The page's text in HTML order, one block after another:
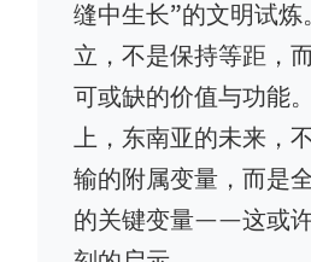
缝中生长”的文明试炼
立，不是保持等距，
可或缺的价值与功能
上，东南亚的未来，
输的附属变量，而是
的关键变量——这或